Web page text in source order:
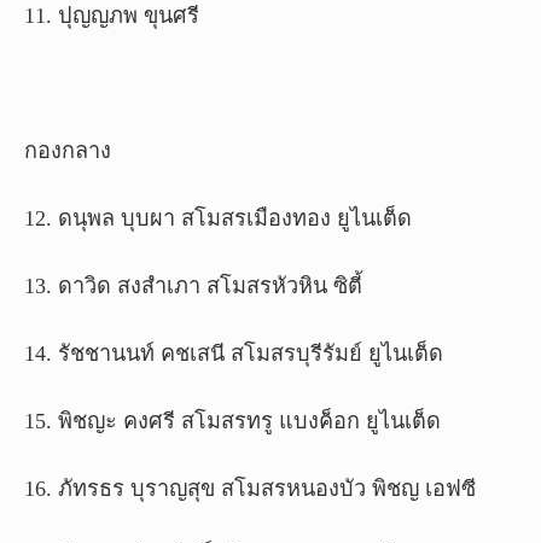
11. ปุญญภพ ขุนศรี
กองกลาง
12. ดนุพล บุบผา สโมสรเมืองทอง ยูไนเต็ด
13. ดาวิด สงสำเภา สโมสรหัวหิน ซิตี้
14. รัชชานนท์ คชเสนี สโมสรบุรีรัมย์ ยูไนเต็ด
15. พิชญะ คงศรี สโมสรทรู แบงค็อก ยูไนเต็ด
16. ภัทรธร บุราญสุข สโมสรหนองบัว พิชญ เอฟซี